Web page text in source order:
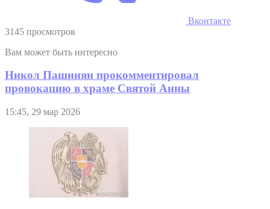
Вконтакте
3145 просмотров
Вам может быть интересно
Никол Пашинян прокомментировал
провокацию в храме Святой Анны
15:45, 29 мар 2026